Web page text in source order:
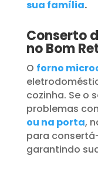
sua família.
Conserto
no Bom
O forno
cozinha. Se o
problemas
ou na porta,
para
garantindo